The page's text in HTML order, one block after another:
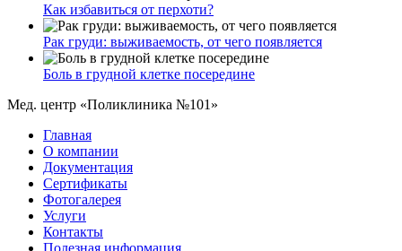
Как избавиться от перхоти?
Рак груди: выживаемость, от чего появляется
Боль в грудной клетке посередине
Мед. центр «Поликлиника №101»
Главная
О компании
Документация
Сертификаты
Фотогалерея
Услуги
Контакты
Полезная информация